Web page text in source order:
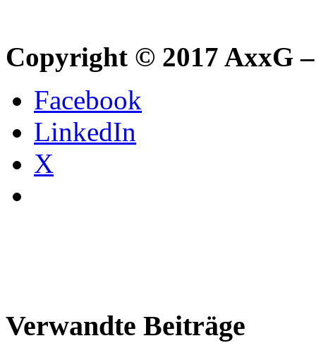
Copyright © 2017 AxxG
Facebook
LinkedIn
X
Verwandte Beiträge